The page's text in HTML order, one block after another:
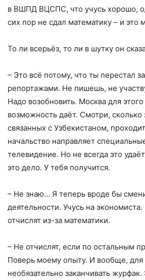
в ВШПД ВЦСПС, что учусь хорошо,
сих пор не сдал математику – и это
То ли всерьёз, то ли в шутку он
– Это всё потому, что ты перестал
репортажами. Не пишешь, не
Надо возобновить. Москва для
возможность даёт. Смотри, сколько
связанных с Узбекистаном,
начальство направляет
телевидение. Но не всегда это
это дело. У тебя получится.
– Не знаю… Я теперь вроде бы
деятельности. Учусь на
отчислят из-за математики.
– Не отчислят, если по остальным
Поверь моему опыту. И вообще, для
необязательно заканчивать